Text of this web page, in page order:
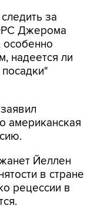
за
Джерома
особенно
надеется ли
американская
Йеллен
в стране
рецессии в